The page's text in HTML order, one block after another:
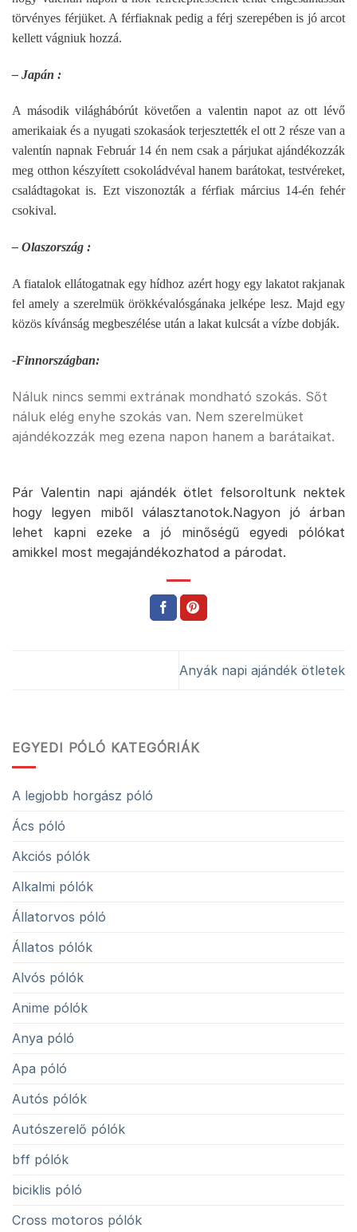
törvényes férjüket. A férfiaknak pedig a férj szerepében is jó arcot
kellett vágniuk hozzá.
– Japán :
A második világhábórút követően a valentin napot az ott lévő
amerikaiak és a nyugati szokasáok terjesztették el ott 2 része van a
valentín napnak Február 14 én nem csak a párjukat ajándékozzák
meg otthon készyített csokoládvéval hanem barátokat, testvéreket,
családtagokat is. Ezt viszonozták a férfiak március 14-én fehér
csokival.
– Olaszország :
A fiatalok ellátogatnak egy hídhoz azért hogy egy lakatot rakjanak
fel amely a szerelmük örökkévalósgánaka jelképe lesz. Majd egy
közös kívánság megbeszélése után a lakat kulcsát a vízbe dobják.
-Finnországban:
Náluk nincs semmi extrának mondható szokás. Sőt
náluk elég enyhe szokás van. Nem szerelmüket
ajándékozzák meg ezena napon hanem a barátaikat.
Pár Valentin napi ajándék ötlet felsoroltunk nektek
hogy legyen miből választanotok.Nagyon jó árban
lehet kapni ezeke a jó minőségű egyedi pólókat
amikkel most megajándékozhatod a párodat.
Anyák napi ajándék ötletek
EGYEDI PÓLÓ KATEGÓRIÁK
A legjobb horgász póló
Ács póló
Akciós pólók
Alkalmi pólók
Állatorvos póló
Állatos pólók
Alvós pólók
Anime pólók
Anya póló
Apa póló
Autós pólók
Autószerelő pólók
bff pólók
biciklis póló
Cross motoros pólók